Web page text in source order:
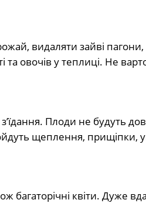
видаляти зайві пагони,
та овочів у теплиці. Не
Плоди не будуть
щеплення, прищіпки,
багаторічні квіти. Дуже